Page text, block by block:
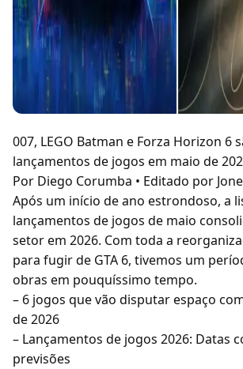
007, LEGO Batman e Forza Horizon 6
lançamentos de jogos em maio de
Por Diego Corumba • Editado por
Após um início de ano estrondoso, a
lançamentos de jogos de maio
setor em 2026. Com toda a
para fugir de GTA 6, tivemos um
obras em pouquíssimo tempo.
– 6 jogos que vão disputar espaço
de 2026
– Lançamentos de jogos 2026: Datas
previsões